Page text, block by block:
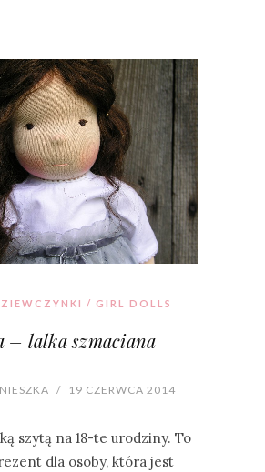
/ GIRL DOLLS
– lalka szmaciana
/ 19 CZERWCA 2014
szytą na 18-te urodziny. To
dla osoby, która jest